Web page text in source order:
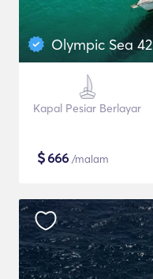
Olympic Sea 42
Kapal Pesiar Berlayar
$666 /malam